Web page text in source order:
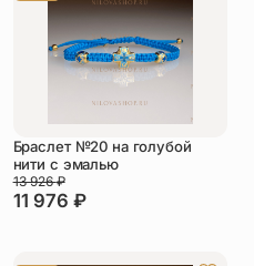
Браслет №20 на голубой
нити с эмалью
11 976 ₽
13 926₽